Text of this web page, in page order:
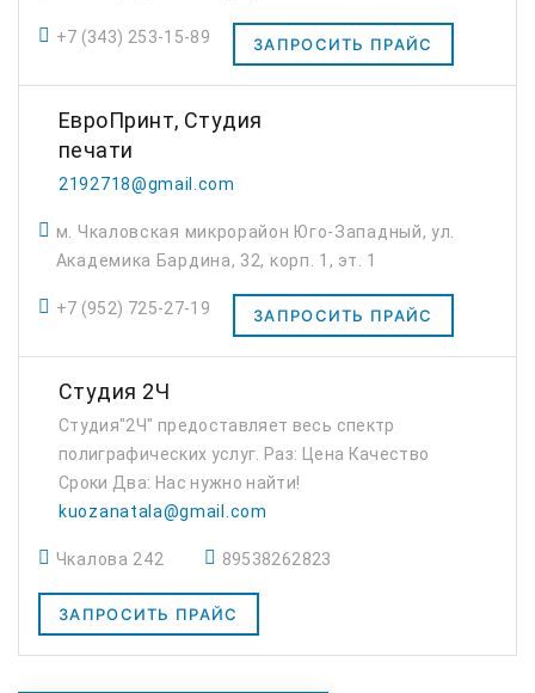
+7 (343) 253-15-89 ЗАПРОСИТЬ ПРАЙС
ЕвроПринт, Студия
печати
2192718@gmail.com
м. Чкаловская микрорайон Юго-Западный, ул.
Академика Бардина, 32, корп. 1, эт. 1
+7 (952) 725-27-19 ЗАПРОСИТЬ ПРАЙС
Студия 2Ч
Студия"2Ч" предоставляет весь спектр
полиграфических услуг. Раз: Цена Качество
Сроки Два: Нас нужно найти!
kuozanatala@gmail.com
Чкалова 242 89538262823
ЗАПРОСИТЬ ПРАЙС